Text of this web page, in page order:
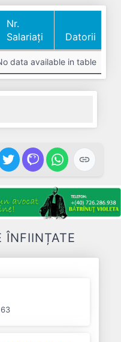
Nr.
Salariați
Datorii
Nr.
Salariați
Datorii
data available in table
ÎNFIINȚATE